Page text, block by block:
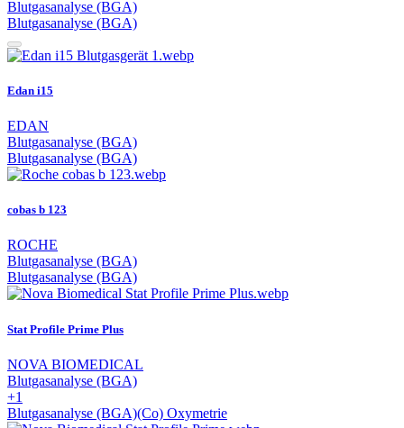
Blutgasanalyse (BGA)
Blutgasanalyse (BGA)
Edan i15
EDAN
Blutgasanalyse (BGA)
Blutgasanalyse (BGA)
cobas b 123
ROCHE
Blutgasanalyse (BGA)
Blutgasanalyse (BGA)
Stat Profile Prime Plus
NOVA BIOMEDICAL
Blutgasanalyse (BGA)
+1
Blutgasanalyse (BGA)(Co) Oxymetrie